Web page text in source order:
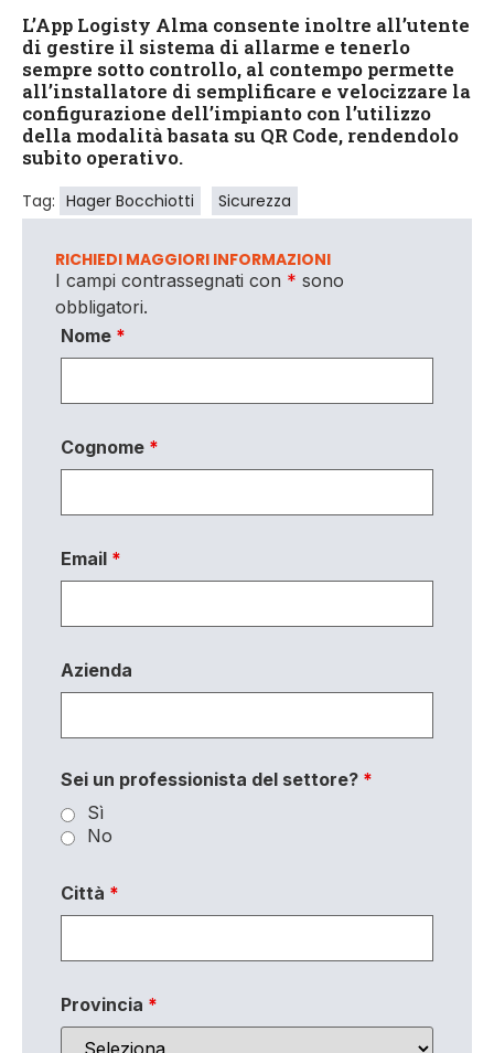
L’App Logisty Alma consente inoltre all’utente
di gestire il sistema di allarme e tenerlo
sempre sotto controllo, al contempo permette
all’installatore di semplificare e velocizzare la
configurazione dell’impianto con l’utilizzo
della modalità basata su QR Code, rendendolo
subito operativo.
Tag: Hager Bocchiotti Sicurezza
RICHIEDI MAGGIORI INFORMAZIONI
I campi contrassegnati con * sono
obbligatori.
Nome *
Cognome *
Email *
Azienda
Sei un professionista del settore? *
Sì
No
Città *
Provincia *